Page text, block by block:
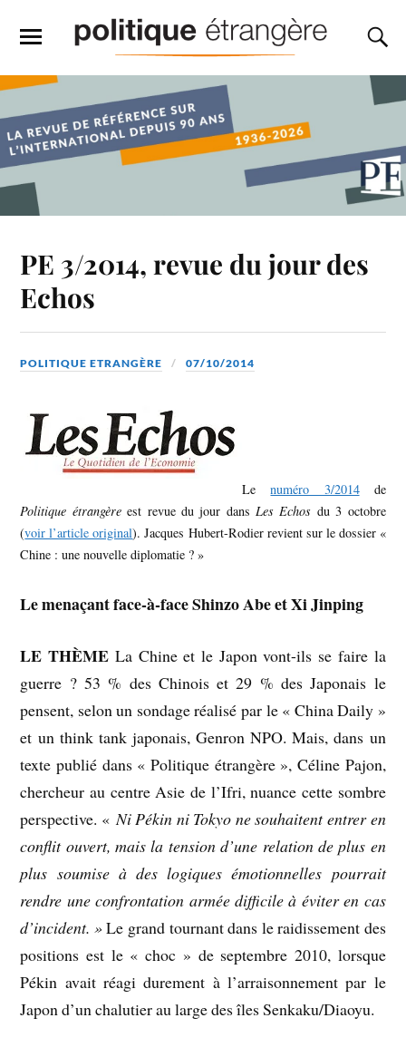
PE 3/2014, revue du jour des
Echos
POLITIQUE ETRANGÈRE 07/10/2014
Lenuméro 3/2014de
Politique étrangèreest revue du jour dansLes Echos du 3 octobre
(voir l’article original). Jacques Hubert-Rodier revient sur le dossier «
Chine : une nouvelle diplomatie ? »
Le menaçant face-à-face Shinzo Abe et Xi Jinping
LE THÈME La Chine et le Japon vont-ils se faire la
guerre ? 53 % des Chinois et 29 % des Japonais le
pensent, selon un sondage réalisé par le « China Daily »
et un think tank japonais, Genron NPO. Mais, dans un
texte publié dans « Politique étrangère », Céline Pajon,
chercheur au centre Asie de l’Ifri, nuance cette sombre
perspective. « Ni Pékin ni Tokyo ne souhaitent entrer en
conflit ouvert, mais la tension d’une relation de plus en
plus soumise à des logiques émotionnelles pourrait
rendre une confrontation armée difficile à éviter en cas
d’incident. »Le grand tournant dans le raidissement des
positions est le « choc » de septembre 2010, lorsque
Pékin avait réagi durement à l’arraisonnement par le
Japon d’un chalutier au large des îles Senkaku/Diaoyu.